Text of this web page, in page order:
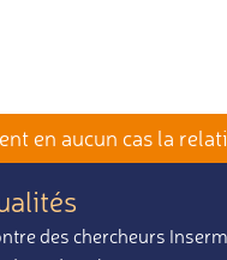
en aucun cas la
des chercheurs Inserm